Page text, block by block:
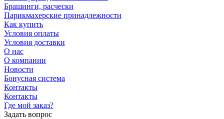
Брашинги, расчески
Парикмахерские принадлежности
Как купить
Условия оплаты
Условия доставки
О нас
О компании
Новости
Бонусная система
Контакты
Контакты
Где мой заказ?
Задать вопрос